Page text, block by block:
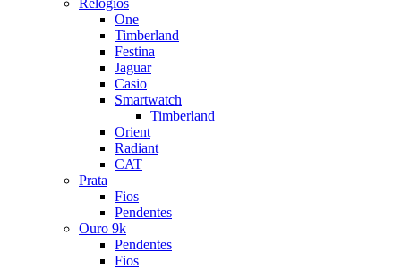
One
Timberland
Festina
Jaguar
Casio
Smartwatch
Timberland
Orient
Radiant
CAT
Prata
Fios
Pendentes
Ouro 9k
Pendentes
Fios